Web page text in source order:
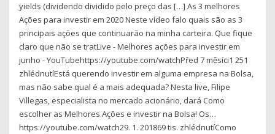
yields (dividendo dividido pelo preço das […] As 3 melhores
Ações para investir em 2020 Neste vídeo falo quais são as 3
principais ações que continuarão na minha carteira. Que fique
claro que não se tratLive - Melhores ações para investir em
junho - YouTubehttps://youtube.com/watchPřed 7 měsíci1 251
zhlédnutíEstá querendo investir em alguma empresa na Bolsa,
mas não sabe qual é a mais adequada? Nesta live, Filipe
Villegas, especialista no mercado acionário, dará Como
escolher as Melhores Ações e investir na Bolsa! Os…
https://youtube.com/watch29. 1. 201869 tis. zhlédnutíComo